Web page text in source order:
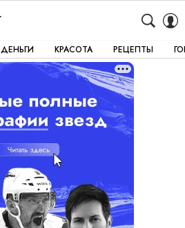
ДЕНЬГИ КРАСОТА РЕЦЕПТЫ